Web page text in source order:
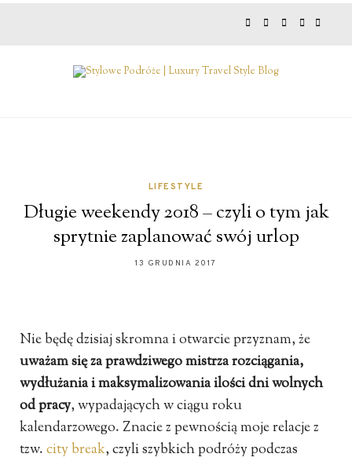
LIFESTYLE
Długie weekendy 2018 – czyli o tym jak
sprytnie zaplanować swój urlop
13 GRUDNIA 2017
Nie będę dzisiaj skromna i otwarcie przyznam, że
uważam się za prawdziwego mistrza rozciągania,
wydłużania i maksymalizowania ilości dni wolnych
od pracy, wypadających w ciągu roku
kalendarzowego. Znacie z pewnością moje relacje z
tzw.city break, czyli szybkich podróży podczas